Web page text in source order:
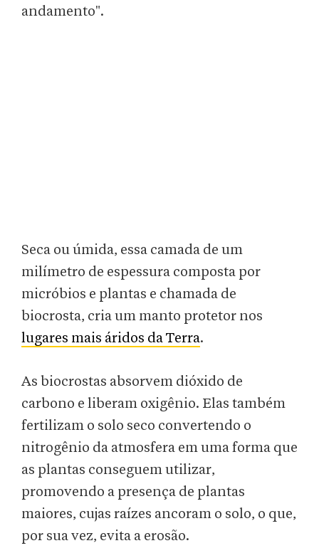
andamento".
Seca ou úmida, essa camada de um
milímetro de espessura composta por
micróbios e plantas e chamada de
biocrosta, cria um manto protetor nos
lugares mais áridos da Terra.
As biocrostas absorvem dióxido de
carbono e liberam oxigênio. Elas também
fertilizam o solo seco convertendo o
nitrogênio da atmosfera em uma forma que
as plantas conseguem utilizar,
promovendo a presença de plantas
maiores, cujas raízes ancoram o solo, o que,
por sua vez, evita a erosão.